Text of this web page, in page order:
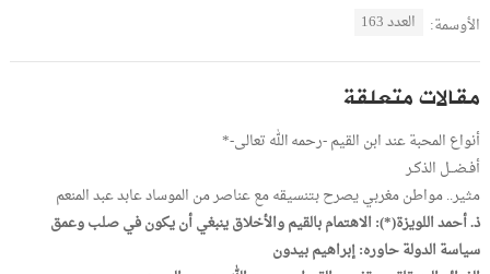
الأوسمة: العدد 163
مقالات متعلقة
أنواع المحبة عند ابن القيم -رحمه الله تعالى-*
أفـضــل الذكـر
مثير.. مواطن مغربي يصرح بتنسيقه مع عناصر من الموساد عابد عبد المنعم
ذ. أحمد اللويزة(*): الاهتمام بالقيم والأخلاق ينبغي أن يكون في صلب وعمق
سياسة الدولة حاوره: إبراهيم بيدون